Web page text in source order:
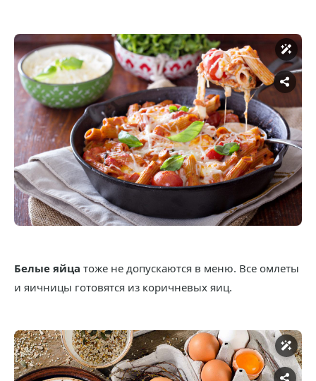
Белые яйца тоже не допускаются в меню. Все омлеты
и яичницы готовятся из коричневых яиц.